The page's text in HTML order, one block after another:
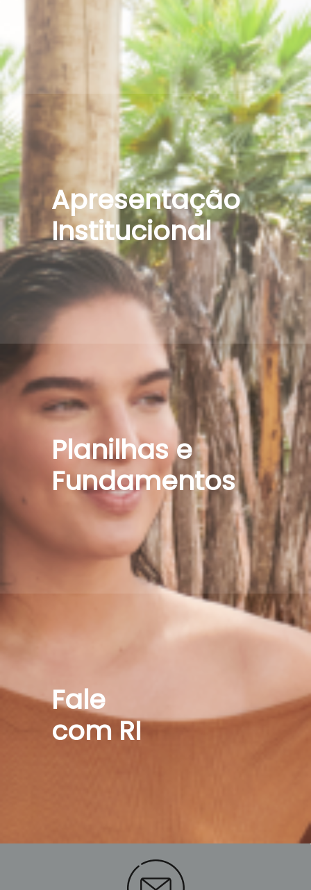
Apresentação
Institucional
Planilhas e
Fundamentos
Fale
com RI